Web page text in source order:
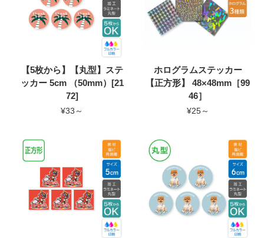
【5枚から】【丸型】ステ
ッカー 5cm （50mm）[21
72]
¥33～
ホログラムステッカー
【正方形】 48×48mm［99
46］
¥25～